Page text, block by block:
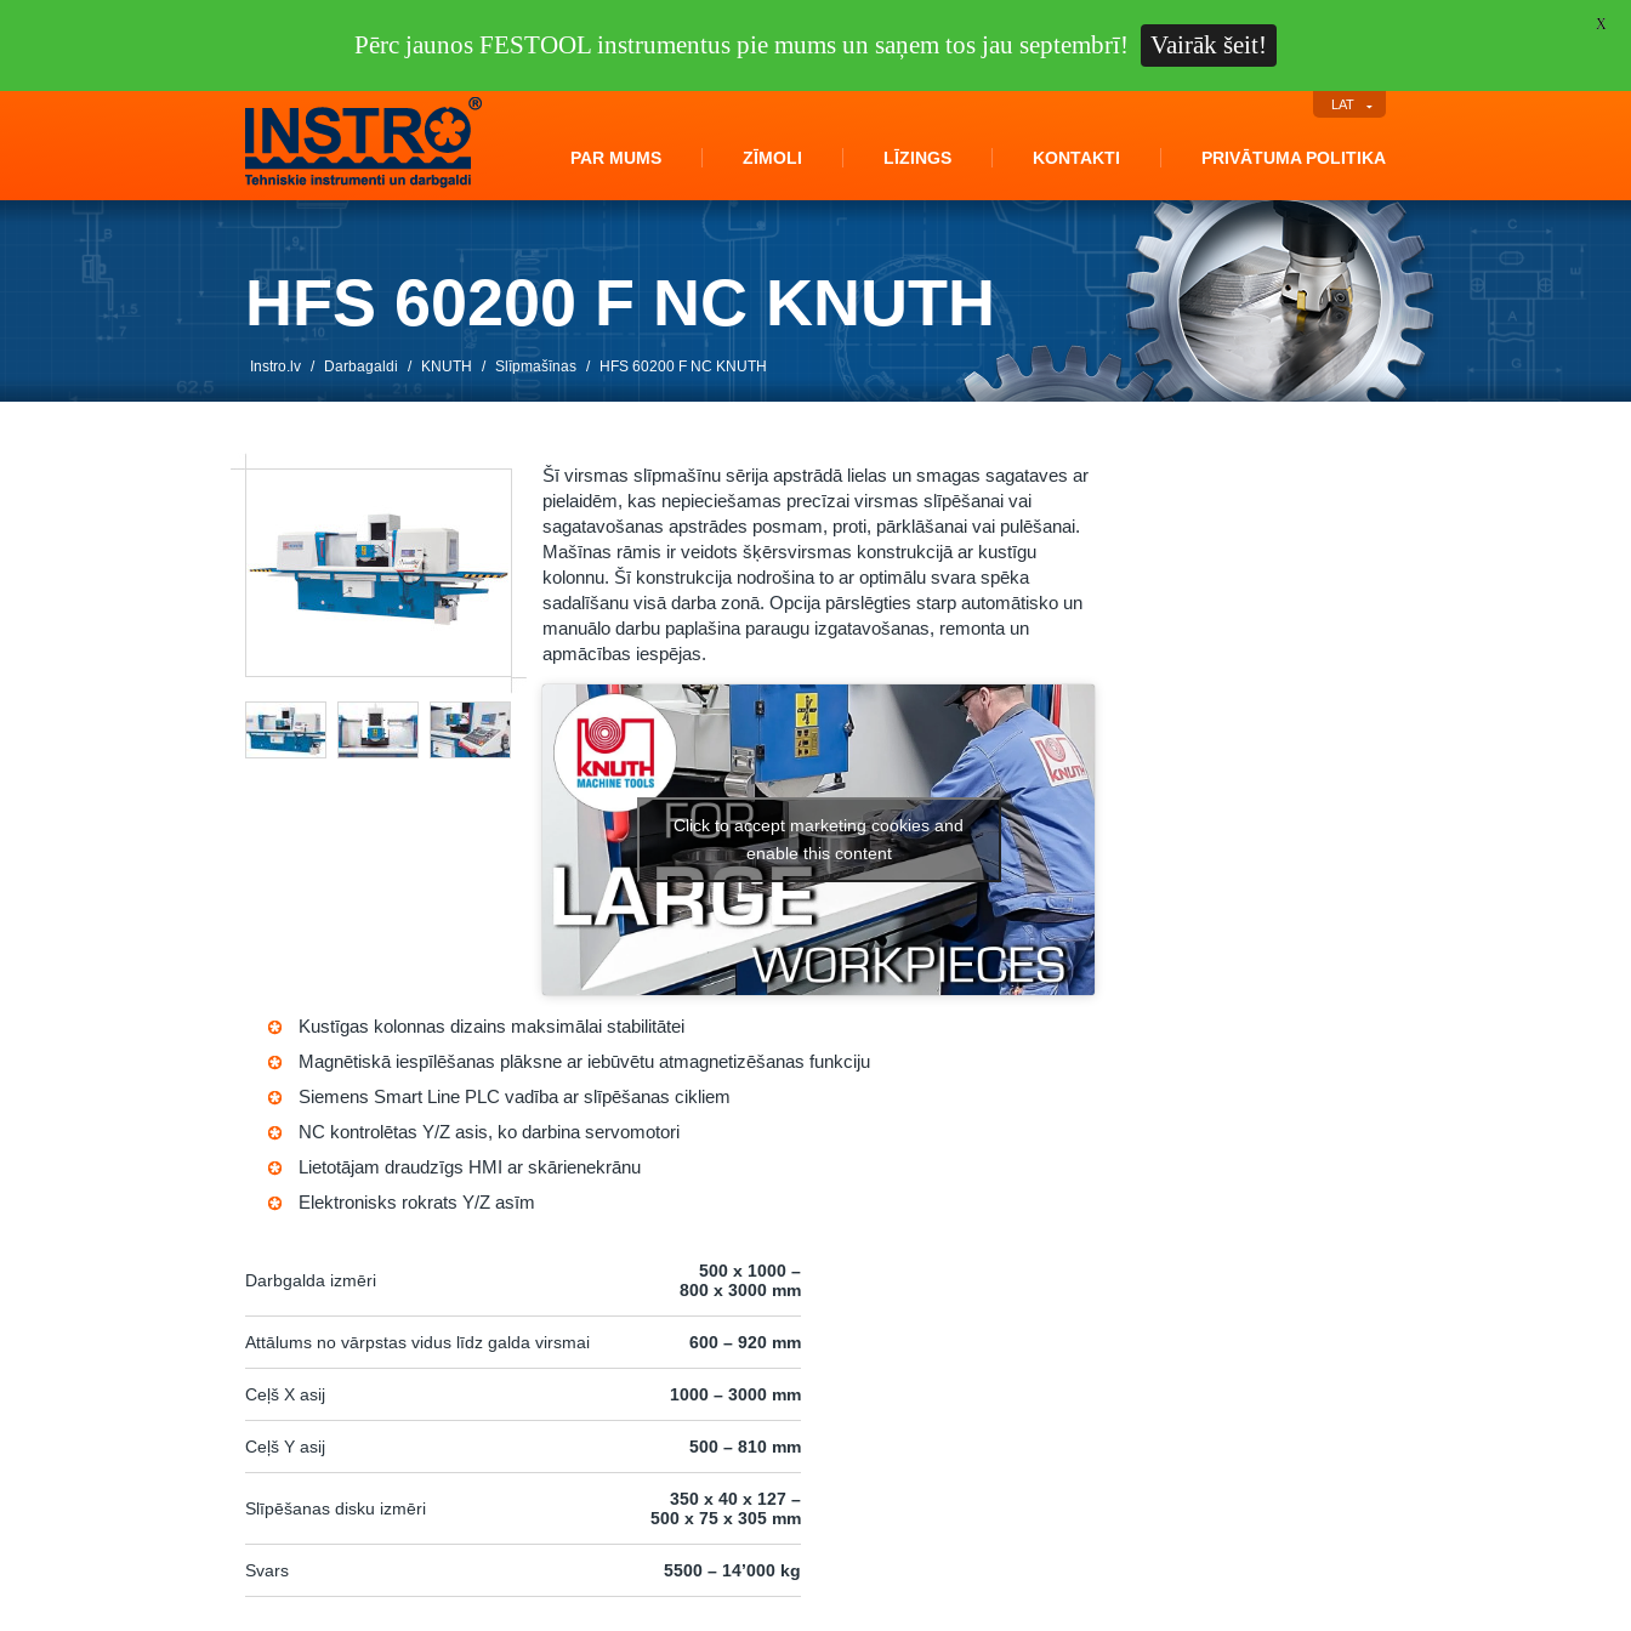
PAR MUMS ZĪMOLI LĪZINGS KONTAKTI PRIVĀTUMA POLITIKA
LAT
HFS 60200 F NC KNUTH
Instro.lv / Darbagaldi / KNUTH / Slīpmašīnas / HFS 60200 F NC KNUTH
Šī virsmas slīpmašīnu sērija apstrādā lielas un smagas sagataves ar
pielaidēm, kas nepieciešamas precīzai virsmas slīpēšanai vai
sagatavošanas apstrādes posmam, proti, pārklāšanai vai pulēšanai.
Mašīnas rāmis ir veidots šķērsvirsmas konstrukcijā ar kustīgu
kolonnu. Šī konstrukcija nodrošina to ar optimālu svara spēka
sadalīšanu visā darba zonā. Opcija pārslēgties starp automātisko un
manuālo darbu paplašina paraugu izgatavošanas, remonta un
apmācības iespējas.
Click to accept marketing cookies and
enable this content
Kustīgas kolonnas dizains maksimālai stabilitātei
Magnētiskā iespīlēšanas plāksne ar iebūvētu atmagnetizēšanas funkciju
Siemens Smart Line PLC vadība ar slīpēšanas cikliem
NC kontrolētas Y/Z asis, ko darbina servomotori
Lietotājam draudzīgs HMI ar skārienekrānu
Elektronisks rokrats Y/Z asīm
Darbgalda izmēri
500 x 1000 –
800 x 3000 mm
Attālums no vārpstas vidus līdz galda virsmai 600 – 920 mm
Ceļš X asij 1000 – 3000 mm
Ceļš Y asij 500 – 810 mm
Slīpēšanas disku izmēri
350 x 40 x 127 –
500 x 75 x 305 mm
Svars 5500 – 14’000 kg
Pērc jaunos FESTOOL instrumentus pie mums un saņem tos jau septembrī! Vairāk šeit!
X